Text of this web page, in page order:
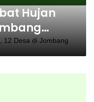
dengan Potensi Desa
Hujan